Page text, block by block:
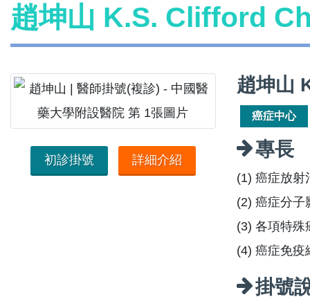
趙坤山 K.S. Clifford
初診掛號 詳細介紹
趙坤山
癌症中心
專長
(1) 癌症放射
(2) 癌症分子
(3) 各項特殊
(4) 癌症免疫
掛號